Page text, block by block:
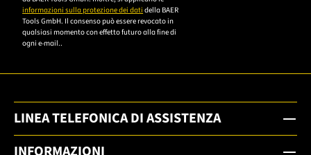
informazioni sulla protezione dei dati della BAER
Tools GmbH. Il consenso può essere revocato in
qualsiasi momento con effetto futuro alla fine di
ogni e-mail..
LINEA TELEFONICA DI ASSISTENZA